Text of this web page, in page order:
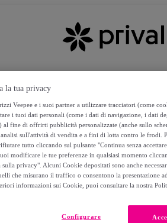
la tua privacy
Veepee e i suoi partner a utilizzare tracciatori (come
i tuoi dati personali (come i dati di navigazione, i dati
al fine di offrirti pubblicità personalizzate (anche sullo
sull'attività di vendita e a fini di lotta contro le frodi.
tutto cliccando sul pulsante "Continua senza
modificare le tue preferenze in qualsiasi momento
privacy". Alcuni Cookie depositati sono anche
che misurano il traffico o consentono la presentazione
informazioni sui Cookie, puoi consultare la nostra
Configurare